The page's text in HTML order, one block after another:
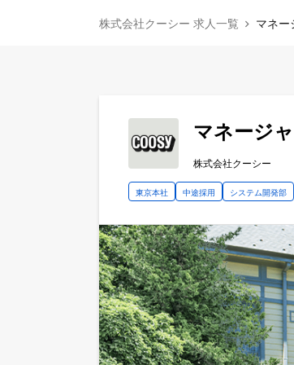
株式会社クーシー 求人一覧 マネー
マネージ
株式会社クーシー
東京本社 中途採用 システム開発部